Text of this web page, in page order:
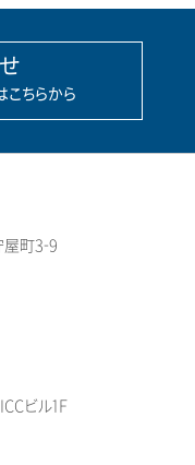
ちらから
町3-9
ビル1F